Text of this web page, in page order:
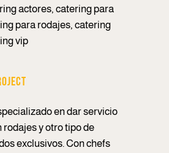
actores, catering para
para rodajes, catering
vip
en dar servicio
rodajes y otro tipo de
exclusivos. Con chefs